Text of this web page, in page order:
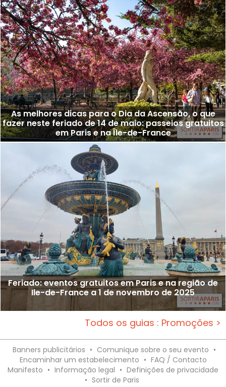
As melhores dicas para o Dia da Ascensão, o que
fazer neste feriado de 14 de maio: passeios gratuitos
em Paris e na Île-de-France
Feriado: eventos gratuitos em Paris e na região de
Ile-de-France a 1 de novembro de 2025
Todos os guias : Promoções >
Banners publicitários • Comunique sobre o seu evento •
Encaminhar um estabelecimento • FAQ / Contacto
Manifesto • Informação legal • Definições de privacidade
• Sortir de Paris